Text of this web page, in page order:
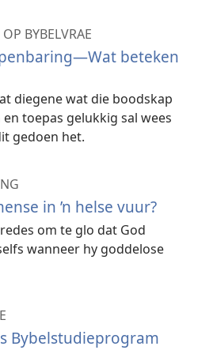
BYBELVRAE
beteken
diegene wat die boodskap
en toepas gelukkig sal wees
gedoen het.
in ’n helse vuur?
om te glo dat God
wanneer hy goddelose
Bybelstudieprogram